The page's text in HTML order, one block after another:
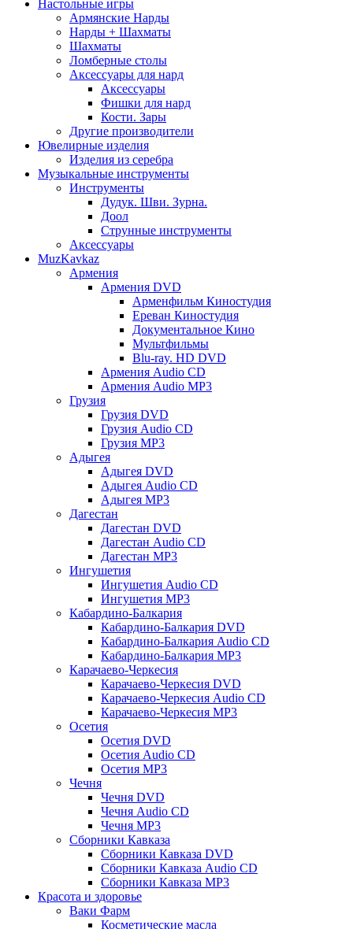
Настольные игры
Армянские Нарды
Нарды + Шахматы
Шахматы
Ломберные столы
Аксессуары для нард
Аксессуары
Фишки для нард
Кости. Зары
Другие производители
Ювелирные изделия
Изделия из серебра
Музыкальные инструменты
Инструменты
Дудук. Шви. Зурна.
Доол
Струнные инструменты
Аксессуары
MuzKavkaz
Армения
Армения DVD
Арменфильм Киностудия
Ереван Киностудия
Документальное Кино
Мультфильмы
Blu-ray. HD DVD
Армения Audio CD
Армения Audio MP3
Грузия
Грузия DVD
Грузия Audio CD
Грузия MP3
Адыгея
Адыгея DVD
Адыгея Audio CD
Адыгея MP3
Дагестан
Дагестан DVD
Дагестан Audio CD
Дагестан MP3
Ингушетия
Ингушетия Audio CD
Ингушетия MP3
Кабардино-Балкария
Кабардино-Балкария DVD
Кабардино-Балкария Audio CD
Кабардино-Балкария MP3
Карачаево-Черкесия
Карачаево-Черкесия DVD
Карачаево-Черкесия Audio CD
Карачаево-Черкесия MP3
Осетия
Осетия DVD
Осетия Audio CD
Осетия MP3
Чечня
Чечня DVD
Чечня Audio CD
Чечня MP3
Сборники Кавказа
Сборники Кавказа DVD
Сборники Кавказа Audio CD
Сборники Кавказа MP3
Красота и здоровье
Ваки Фарм
Косметические масла